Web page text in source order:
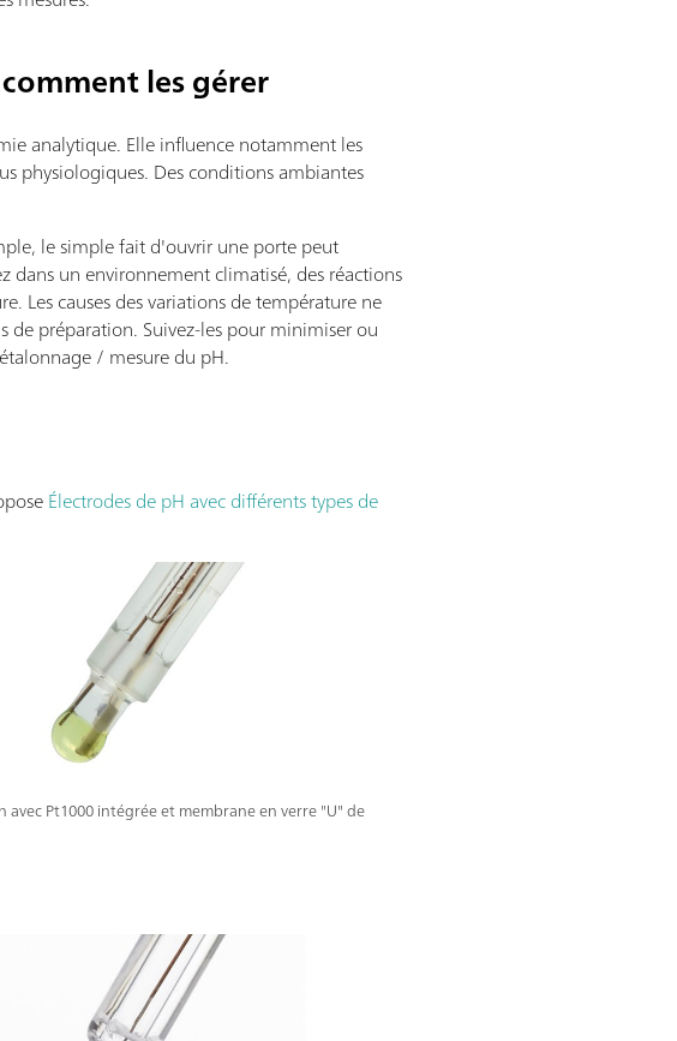
les gérer
analytique. Elle influence notamment les
physiologiques. Des conditions ambiantes
le simple fait d'ouvrir une porte peut
un environnement climatisé, des réactions
Les causes des variations de température ne
de préparation. Suivez-les pour minimiser ou
/ mesure du pH.
Électrodes de pH avec différents types de
avec Pt1000 intégrée et membrane en verre "U" de